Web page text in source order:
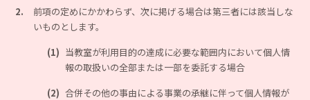
2.
前項の定めにかかわらず、次に掲げる場合は第三者には該当しな
いものとします。
(1) 当教室が利用目的の達成に必要な範囲内において個人情
報の取扱いの全部または一部を委託する場合
(2) 合併その他の事由による事業の承継に伴って個人情報が